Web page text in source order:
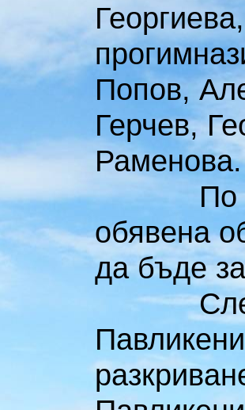
Попов,
Герчев,
Раменова.
По
обявена
да бъде
След